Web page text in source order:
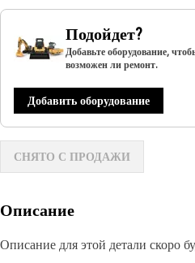
Подойдет?
Добавьте оборудование,
возможен ли ремонт.
Добавить оборудование
СНЯТО С ПРОДАЖИ
Описание
Описание для этой детали скоро